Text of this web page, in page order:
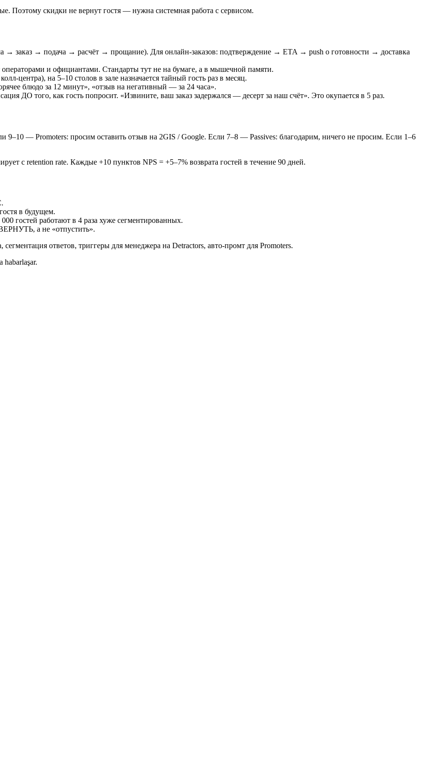
скидки не вернут гостя — нужна системная работа с сервисом.
→ заказ → подача → расчёт → прощание). Для онлайн-заказов: подтверждение → ETA → push о готовности → доставка
и официантами. Стандарты тут не на бумаге, а в мышечной памяти.
центра), на 5–10 столов в зале назначается тайный гость раз в месяц.
блюдо за 12 минут», «отзыв на негативный — за 24 часа».
ДО того, как гость попросит. «Извините, ваш заказ задержался — десерт за наш счёт». Это окупается в 5 раз.
9–10 — Promoters: просим оставить отзыв на 2GIS / Google. Если 7–8 — Passives: благодарим, ничего не просим. Если 1–6
с retention rate. Каждые +10 пунктов NPS = +5–7% возврата гостей в течение 90 дней.
в будущем.
гостей работают в 4 раза хуже сегментированных.
а не «отпустить».
ответов, триггеры для менеджера на Detractors, авто-промт для Promoters.